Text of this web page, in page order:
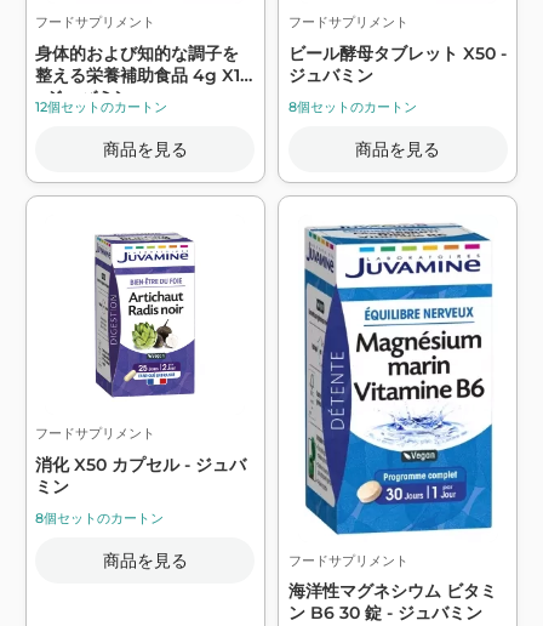
フードサプリメント
身体的および知的な調子を
整える栄養補助食品 4g X10
- ジュバミン
12個セットのカートン
商品を見る
フードサプリメント
ビール酵母タブレット X50 -
ジュバミン
8個セットのカートン
商品を見る
フードサプリメント
消化 X50 カプセル - ジュバ
ミン
8個セットのカートン
商品を見る フードサプリメント
海洋性マグネシウム ビタミ
ン B6 30 錠 - ジュバミン